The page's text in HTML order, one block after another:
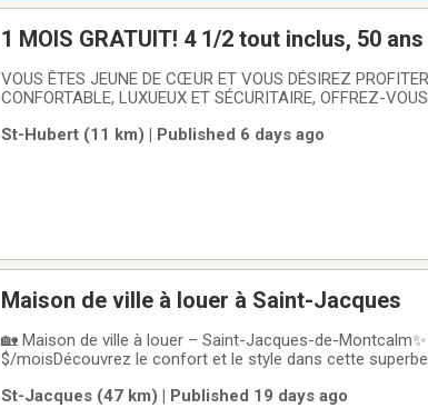
1 MOIS GRATUIT! 4 1/2 tout inclus, 50
VOUS ÊTES JEUNE DE CŒUR ET VOUS DÉSIREZ
CONFORTABLE, LUXUEUX ET SÉCURITAIRE, OFFREZ-
sophistiqué et sécuritaire, les résidents bénéficient de
St-Hubert (11 km) | Published 6 days ago
Maison de ville à louer à Saint-Jacques
🏡 Maison de ville à louer – Saint-Jacques-de-
$/moisDécouvrez le confort et le style dans cette
qualité - Cuisine moderne avec garde-manger
St-Jacques (47 km) | Published 19 days ago